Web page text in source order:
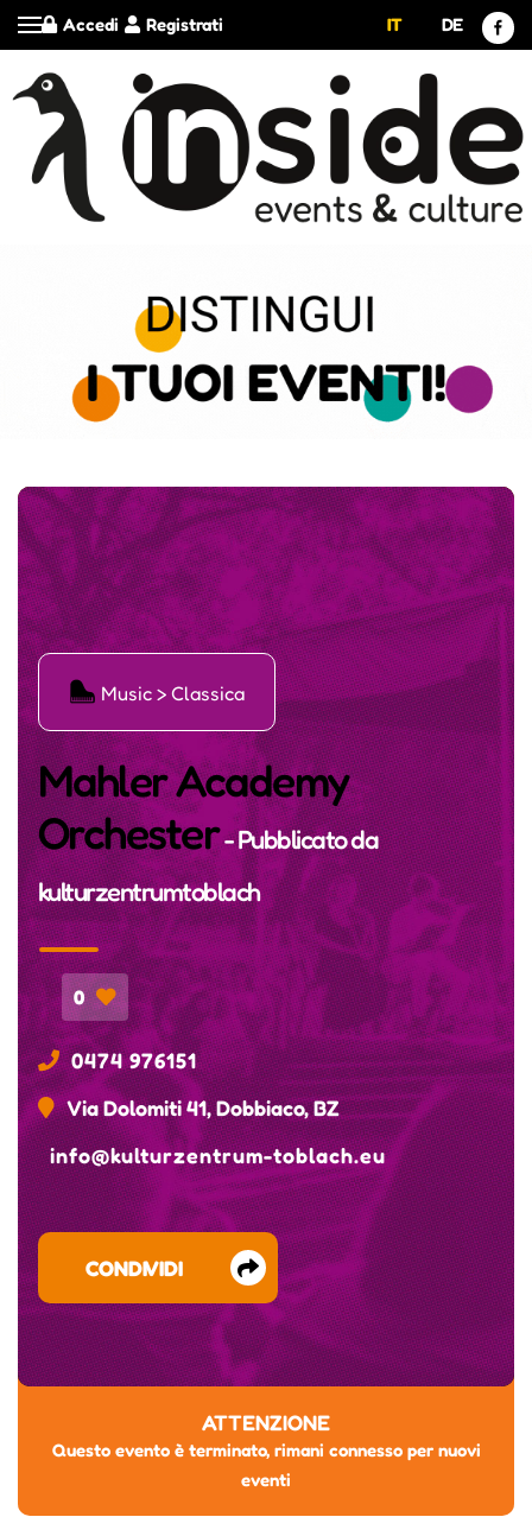
Registrati
Accedi IT DE
Ģ Music > Classica
Mahler Academy
Orchester- Pubblicato da
kulturzentrumtoblach
0
0474 976151
Via Dolomiti 41, Dobbiaco, BZ
info@kulturzentrum-toblach.eu
CONDIVIDI
ATTENZIONE
Questo evento è terminato, rimani connesso per nuovi
eventi